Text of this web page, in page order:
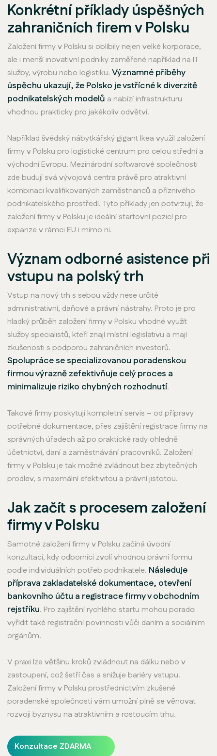
Konkrétní příklady úspěšných
zahraničních firem v Polsku
Založení firmy v Polsku si oblíbily nejen velké korporace,
ale i menší inovativní podniky zaměřené například na IT
služby, výrobu nebo logistiku. Významné příběhy
úspěchu ukazují, že Polsko je vstřícné k diverzitě
podnikatelských modelů a nabízí infrastrukturu
vhodnou prakticky pro jakékoliv odvětví.
Například švédský nábytkářský gigant Ikea využil založení
firmy v Polsku pro logistické centrum pro celou střední a
východní Evropu. Mezinárodní softwarové společnosti
zde budují svá vývojová centra právě pro atraktivní
kombinaci kvalifikovaných zaměstnanců a příznivého
podnikatelského prostředí. Tyto příklady jen potvrzují, že
založení firmy v Polsku je ideální startovní pozicí pro
expanze v rámci EU i mimo ni.
Význam odborné asistence při
vstupu na polský trh
Vstup na nový trh s sebou vždy nese určité
administrativní, daňové a právní nástrahy. Proto je pro
hladký průběh založení firmy v Polsku vhodné využít
služby specialistů, kteří znají místní legislativu a mají
zkušenosti s podporou zahraničních investorů.
Spolupráce se specializovanou poradenskou
firmou výrazně zefektivňuje celý proces a
minimalizuje riziko chybných rozhodnutí.
Takové firmy poskytují kompletní servis – od přípravy
potřebné dokumentace, přes zajištění registrace firmy na
správných úřadech až po praktické rady ohledně
účetnictví, daní a zaměstnávání pracovníků. Založení
firmy v Polsku je tak možné zvládnout bez zbytečných
prodlev, s maximální efektivitou a právní jistotou.
Jak začít s procesem založení
firmy v Polsku
Samotné založení firmy v Polsku začíná úvodní
konzultací, kdy odborníci zvolí vhodnou právní formu
podle individuálních potřeb podnikatele. Následuje
příprava zakladatelské dokumentace, otevření
bankovního účtu a registrace firmy v obchodním
rejstříku. Pro zajištění rychlého startu mohou poradci
vyřídit také registrační povinnosti vůči daním a sociálním
orgánům.
V praxi lze většinu kroků zvládnout na dálku nebo v
zastoupení, což šetří čas a snižuje bariéry vstupu.
Založení firmy v Polsku prostřednictvím zkušené
poradenské společnosti vám umožní plně se věnovat
rozvoji byznysu na atraktivním a rostoucím trhu.
Konzultace ZDARMA